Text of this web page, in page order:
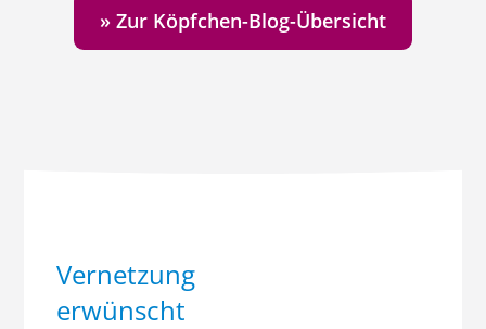
» Zur Köpfchen-Blog-Übersicht
Vernetzung
erwünscht